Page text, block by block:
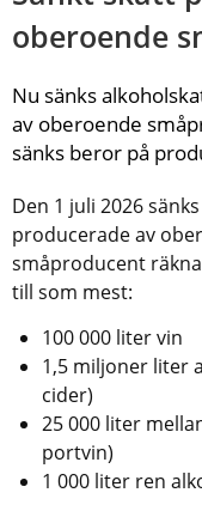
oberoende
Nu sänks
av oberoende
sänks beror på
Den 1 juli 2026
producerade av
småproducent
till som mest:
100 000 liter vin
1,5 miljoner liter
cider)
25 000 liter
portvin)
1 000 liter ren